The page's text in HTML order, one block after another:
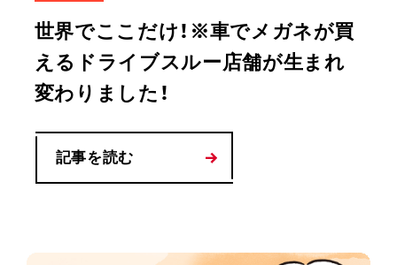
世界でここだけ！※車でメガネが買
えるドライブスルー店舗が生まれ
変わりました！
記事を読む